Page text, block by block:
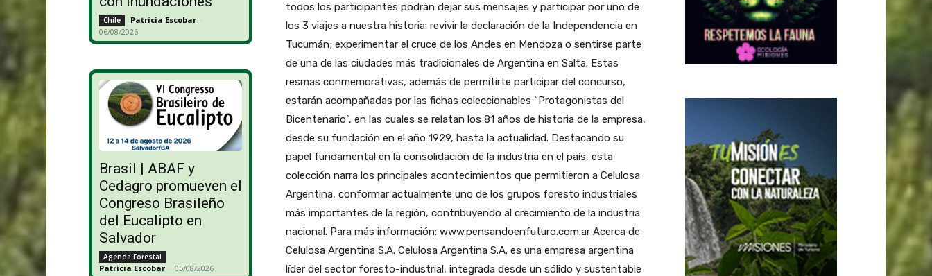
Chile Patricia Escobar -
06/08/2026
Brasil | ABAF y
Cedagro promueven el
Congreso Brasileño
del Eucalipto en
Salvador
Agenda Forestal
Patricia Escobar - 05/08/2026
todos los participantes podrán dejar sus mensajes y participar por uno de
los 3 viajes a nuestra historia: revivir la declaración de la Independencia en
Tucumán; experimentar el cruce de los Andes en Mendoza o sentirse parte
de una de las ciudades más tradicionales de Argentina en Salta. Estas
resmas conmemorativas, además de permitirte participar del concurso,
estarán acompañadas por las fichas coleccionables “Protagonistas del
Bicentenario”, en las cuales se relatan los 81 años de historia de la empresa,
desde su fundación en el año 1929, hasta la actualidad. Destacando su
papel fundamental en la consolidación de la industria en el país, esta
colección narra los principales acontecimientos que permitieron a Celulosa
Argentina, conformar actualmente uno de los grupos foresto industriales
más importantes de la región, contribuyendo al crecimiento de la industria
nacional. Para más información: www.pensandoenfuturo.com.ar Acerca de
Celulosa Argentina S.A. Celulosa Argentina S.A. es una empresa argentina
líder del sector foresto-industrial, integrada desde un sólido y sustentable